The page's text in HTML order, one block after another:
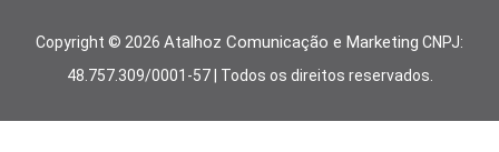
Copyright © 2026 Atalhoz Comunicação e Marketing CNPJ:
48.757.309/0001-57 | Todos os direitos reservados.